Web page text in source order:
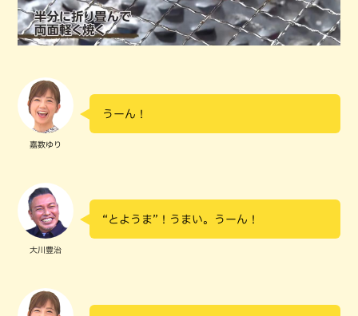
嘉数ゆり
うーん！
大川豊治
“とようま”！うまい。うーん！